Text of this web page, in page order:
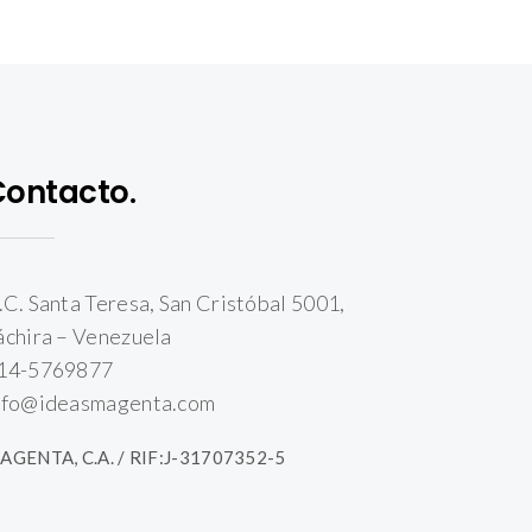
Santa Teresa, San Cristóbal 5001,
– Venezuela
5769877
C.A. / RIF:J-31707352-5